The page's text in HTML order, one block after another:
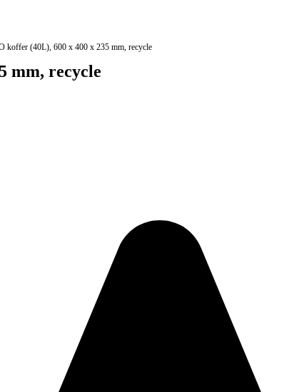
koffer (40L), 600 x 400 x 235 mm, recycle
mm, recycle